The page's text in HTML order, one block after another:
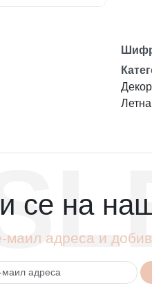
Летна
се на
маил адреса и